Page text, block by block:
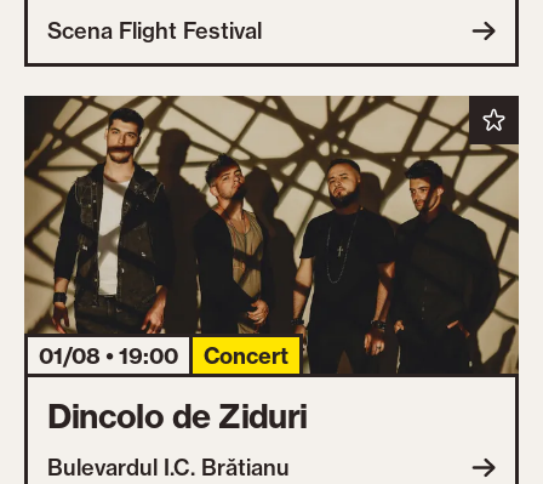
Scena Flight Festival
01/08 • 19:00 Concert
Dincolo de Ziduri
Bulevardul I.C. Brătianu